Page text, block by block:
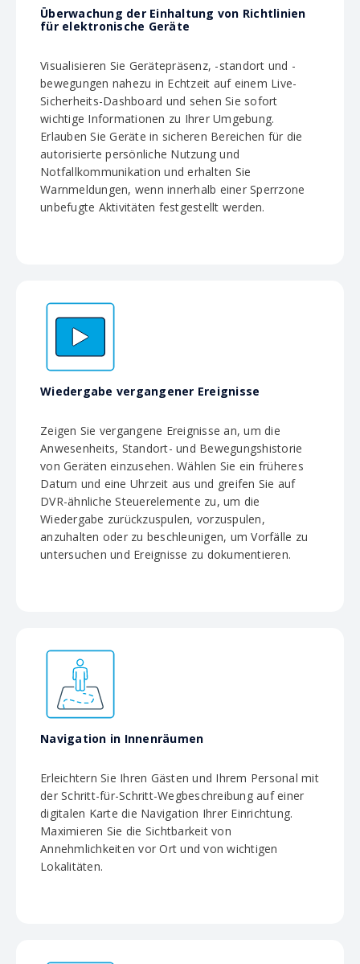
Überwachung der Einhaltung von Richtlinien
für elektronische Geräte
Visualisieren Sie Gerätepräsenz, -standort und -
bewegungen nahezu in Echtzeit auf einem Live-
Sicherheits-Dashboard und sehen Sie sofort
wichtige Informationen zu Ihrer Umgebung.
Erlauben Sie Geräte in sicheren Bereichen für die
autorisierte persönliche Nutzung und
Notfallkommunikation und erhalten Sie
Warnmeldungen, wenn innerhalb einer Sperrzone
unbefugte Aktivitäten festgestellt werden.
Wiedergabe vergangener Ereignisse
Zeigen Sie vergangene Ereignisse an, um die
Anwesenheits, Standort- und Bewegungshistorie
von Geräten einzusehen. Wählen Sie ein früheres
Datum und eine Uhrzeit aus und greifen Sie auf
DVR-ähnliche Steuerelemente zu, um die
Wiedergabe zurückzuspulen, vorzuspulen,
anzuhalten oder zu beschleunigen, um Vorfälle zu
untersuchen und Ereignisse zu dokumentieren.
Navigation in Innenräumen
Erleichtern Sie Ihren Gästen und Ihrem Personal mit
der Schritt-für-Schritt-Wegbeschreibung auf einer
digitalen Karte die Navigation Ihrer Einrichtung.
Maximieren Sie die Sichtbarkeit von
Annehmlichkeiten vor Ort und von wichtigen
Lokalitäten.